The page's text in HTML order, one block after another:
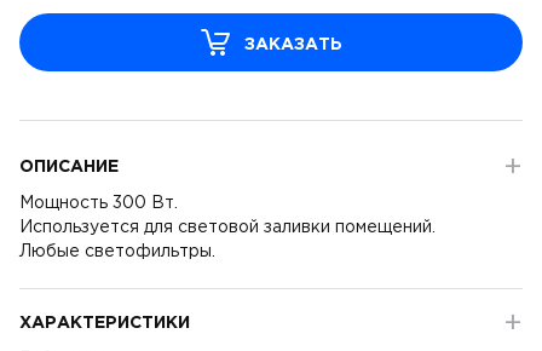
ЗАКАЗАТЬ
ОПИСАНИЕ
Мощность 300 Вт.
Используется для световой заливки помещений.
Любые светофильтры.
ХАРАКТЕРИСТИКИ